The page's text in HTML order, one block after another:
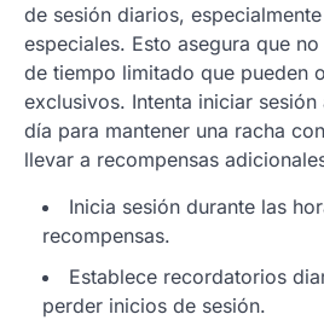
de sesión diarios,
especiales. Esto asegura que
de tiempo limitado que pueden
exclusivos. Intenta iniciar
día para mantener una racha
llevar a recompensas
Inicia sesión durante las
recompensas.
Establece recordatorios
perder inicios de sesión.